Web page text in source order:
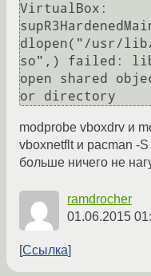
VirtualBox:
dlopen("/usr/
so",) failed:
open shared
modprobe vboxdrv и
vboxnetflt и pacman -S
больше ничего не
ramdrocher
01.06.2015
Ссылка